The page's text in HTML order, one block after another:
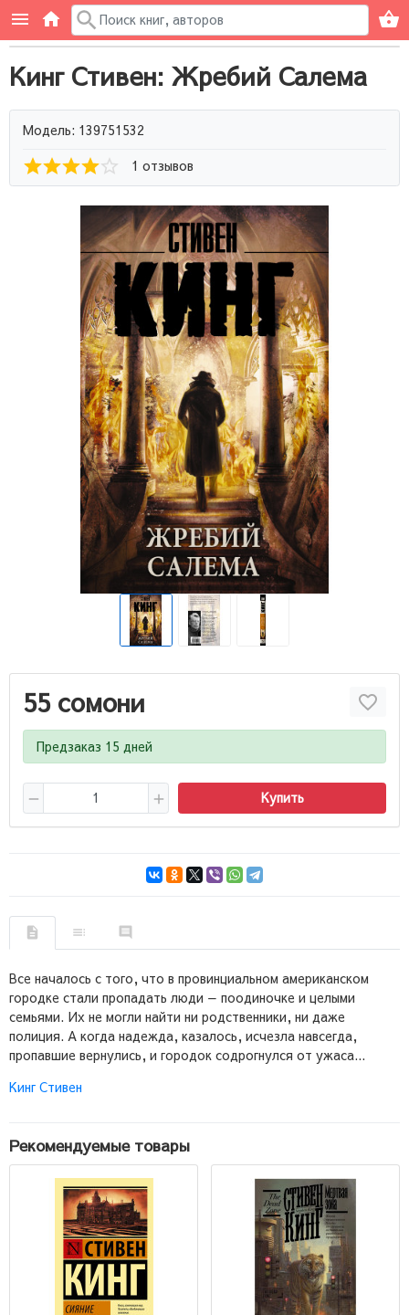
Кинг Стивен: Жребий Салема
Модель: 139751532
1 отзывов
55 сомони
Предзаказ 15 дней
Купить
Все началось с того, что в провинциальном американском
городке стали пропадать люди — поодиночке и целыми
семьями. Их не могли найти ни родственники, ни даже
полиция. А когда надежда, казалось, исчезла навсегда,
пропавшие вернулись, и городок содрогнулся от ужаса...
Кинг Стивен
Рекомендуемые товары